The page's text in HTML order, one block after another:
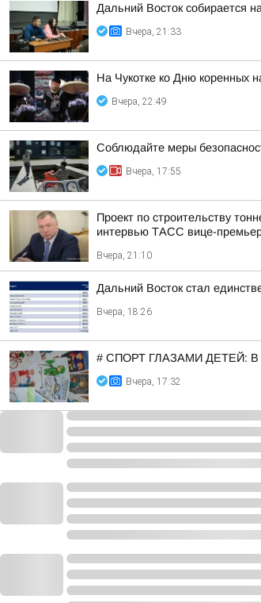
Дальний Восток собирается
Вчера, 21:33
На Чукотке ко Дню коренных
Вчера, 22:49
Соблюдайте меры
Вчера, 17:55
Проект по строительству
интервью ТАСС вице-
Вчера, 21:10
Дальний Восток стал
Вчера, 18:26
# СПОРТ ГЛАЗАМИ ДЕТЕЙ:
Вчера, 17:32